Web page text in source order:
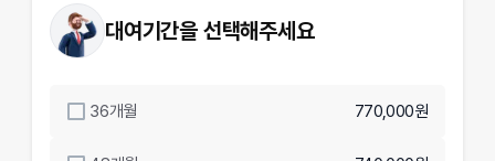
대여기간을 선택해주세요
36개월 770,000원